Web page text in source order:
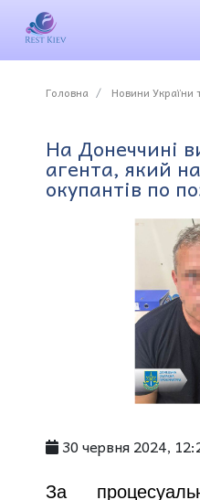
Головна Новини України
На Донеччині
агента, який
окупантів по
30 червня 2024,
За